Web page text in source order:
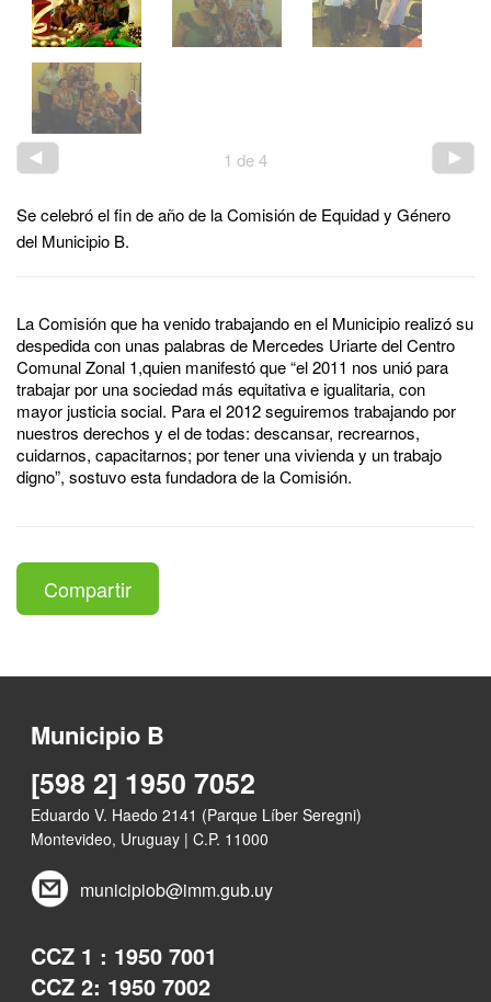
1 de4
Se celebró el fin de año de la Comisión de Equidad y Género
del Municipio B.
La Comisión que ha venido trabajando en el Municipio realizó su
despedida con unas palabras de Mercedes Uriarte del Centro
Comunal Zonal 1,quien manifestó que “el 2011 nos unió para
trabajar por una sociedad más equitativa e igualitaria, con
mayor justicia social. Para el 2012 seguiremos trabajando por
nuestros derechos y el de todas: descansar, recrearnos,
cuidarnos, capacitarnos; por tener una vivienda y un trabajo
digno”, sostuvo esta fundadora de la Comisión.
Compartir
Municipio B
[598 2] 1950 7052
Eduardo V. Haedo 2141 (Parque Líber Seregni)
Montevideo, Uruguay | C.P. 11000
municipiob@imm.gub.uy
CCZ 1 : 1950 7001
CCZ 2: 1950 7002